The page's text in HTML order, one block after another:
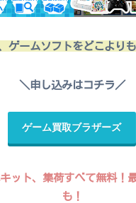
ゲームソフトをどこより
＼申し込みはコチラ／
ゲーム買取ブラザーズ
ット、集荷すべて無料！
も！